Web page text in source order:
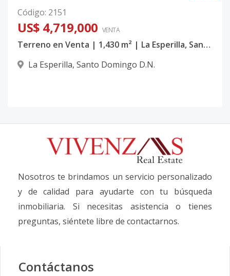
Código: 2151
US$ 4,719,000 VENTA
Terreno en Venta | 1,430 m² | La Esperilla, Santo Domingo
La Esperilla, Santo Domingo D.N.
Nosotros te brindamos un servicio personalizado
y de calidad para ayudarte con tu búsqueda
inmobiliaria. Si necesitas asistencia o tienes
preguntas, siéntete libre de contactarnos.
Contáctanos